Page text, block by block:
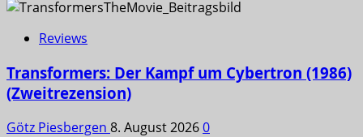
Reviews
Transformers: Der Kampf um Cybertron (1986)
(Zweitrezension)
Götz Piesbergen 8. August 20260